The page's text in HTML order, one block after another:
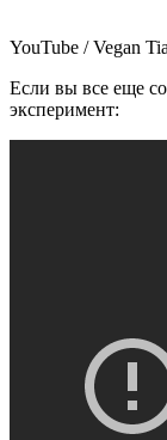
YouTube / Vegan
Если вы все еще
эксперимент: